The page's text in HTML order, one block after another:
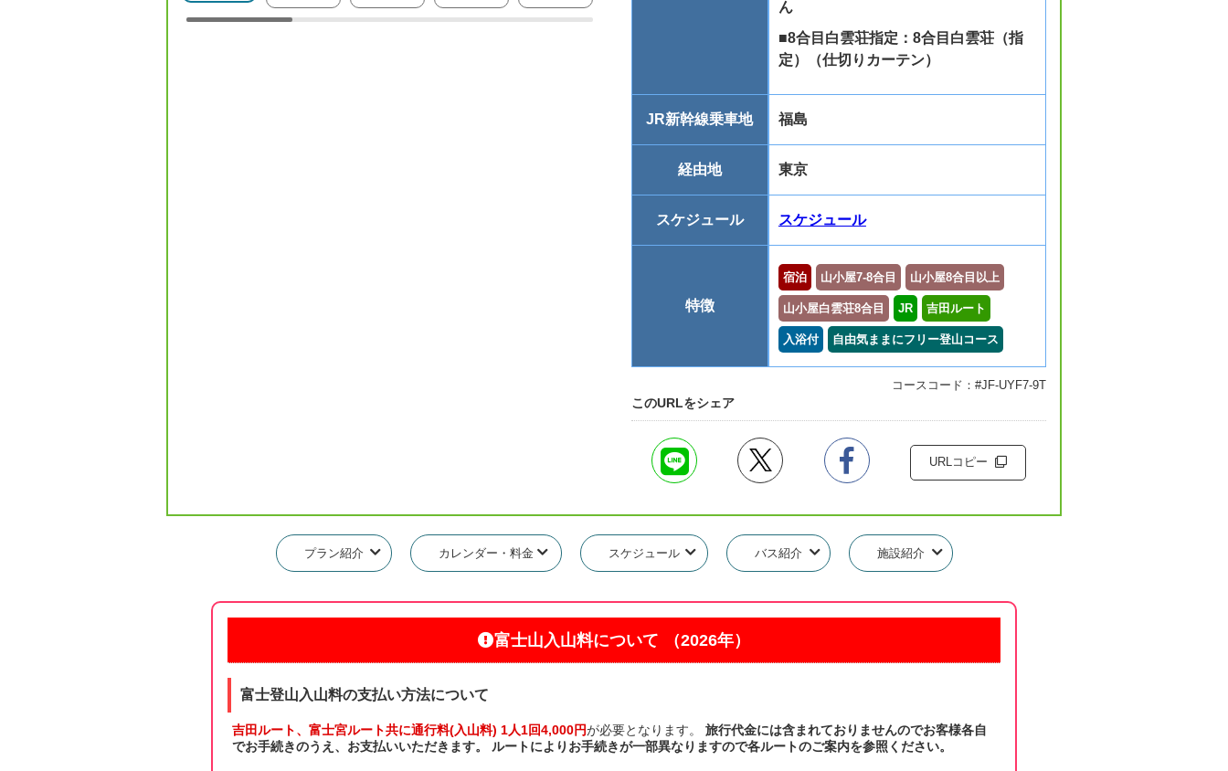
ん
■8合目白雲荘指定：8合目白雲荘（指
定）（仕切りカーテン）
JR新幹線乗車地 福島
経由地 東京
スケジュール スケジュール
特徴
宿泊 山小屋7-8合目 山小屋8合目以上
山小屋白雲荘8合目 JR 吉田ルート
入浴付 自由気ままにフリー登山コース
コースコード：#JF-UYF7-9T
このURLをシェア
URLコピー
プラン紹介 カレンダー・料金 スケジュール バス紹介 施設紹介
富士山入山料について （2026年）
富士登山入山料の支払い方法について
吉田ルート、富士宮ルート共に通行料(入山料) 1人1回4,000円が必要となります。 旅行代金には含まれておりませんのでお客様各自
でお手続きのうえ、お支払いいただきます。 ルートによりお手続きが一部異なりますので各ルートのご案内を参照ください。